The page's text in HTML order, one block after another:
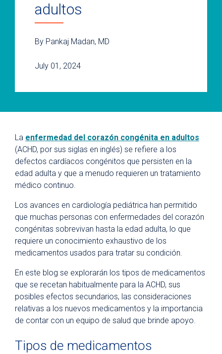
adultos
By Pankaj Madan, MD
July 01, 2024
La enfermedad del corazón congénita en adultos
(ACHD, por sus siglas en inglés) se refiere a los
defectos cardíacos congénitos que persisten en la
edad adulta y que a menudo requieren un tratamiento
médico continuo.
Los avances en cardiología pediátrica han permitido
que muchas personas con enfermedades del corazón
congénitas sobrevivan hasta la edad adulta, lo que
requiere un conocimiento exhaustivo de los
medicamentos usados para tratar su condición.
En este blog se explorarán los tipos de medicamentos
que se recetan habitualmente para la ACHD, sus
posibles efectos secundarios, las consideraciones
relativas a los nuevos medicamentos y la importancia
de contar con un equipo de salud que brinde apoyo.
Tipos de medicamentos